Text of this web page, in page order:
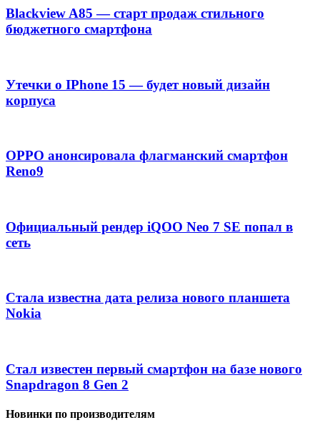
Blackview A85 — старт продаж стильного
бюджетного смартфона
Утечки о IPhone 15 — будет новый дизайн
корпуса
OPPO анонсировала флагманский смартфон
Reno9
Официальный рендер iQOO Neo 7 SE попал в
сеть
Стала известна дата релиза нового планшета
Nokia
Стал известен первый смартфон на базе нового
Snapdragon 8 Gen 2
Новинки по производителям